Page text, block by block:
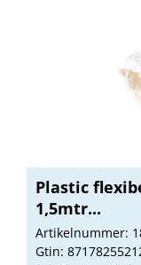
Plastic
1,5mtr...
Artikelnummer:
Gtin: